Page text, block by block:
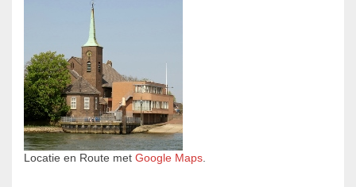
Locatie en Route met Google Maps.